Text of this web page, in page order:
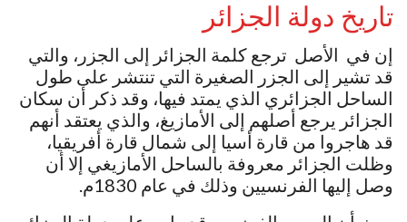
تاريخ دولة الجزائر
إن في الأصل ترجع كلمة الجزائر إلى الجزر، والتي
قد تشير إلى الجزر الصغيرة التي تنتشر على طول
الساحل الجزائري الذي يمتد فيها، وقد ذكر أن سكان
الجزائر يرجع أصلهم إلى الأمازيغ، والذي يعتقد أنهم
قد هاجروا من قارة أسيا إلى شمال قارة أفريقيا،
وظلت الجزائر معروفة بالساحل الأمازيغي إلا أن
وصل إليها الفرنسيين وذلك في عام 1830م.